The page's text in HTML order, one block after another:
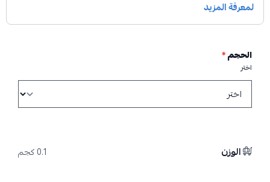
الحجم*
اختر
الوزن 0.1 كجم